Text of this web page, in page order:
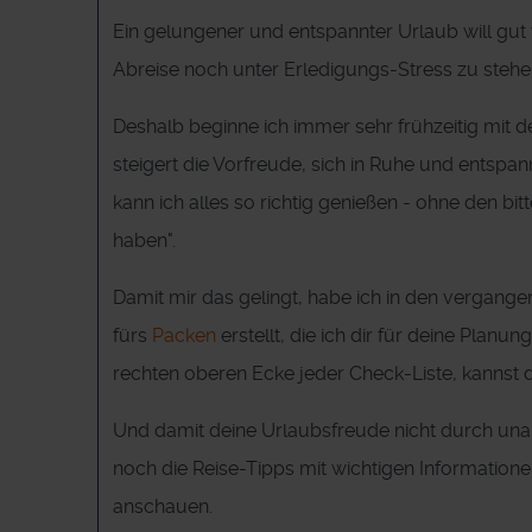
Ein gelungener und entspannter Urlaub will
Abreise noch unter Erledigungs-Stress zu
Deshalb beginne ich immer sehr frühzeitig mit
steigert die Vorfreude, sich in Ruhe und
kann ich alles so richtig genießen - ohne den
haben".
Damit mir das gelingt, habe ich in den
fürs Packen erstellt, die ich dir für deine
rechten oberen Ecke jeder Check-Liste, kannst
Und damit deine Urlaubsfreude nicht durch
noch die Reise-Tipps mit wichtigen
anschauen.